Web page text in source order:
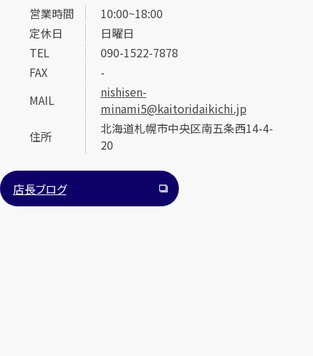
カンタン無料
営業時間
10:00~18:00
定休日
日曜日
TEL
090-1522-7878
FAX
-
MAIL
nishisen-
minami5@kaitoridaikichi.jp
住所
北海道札幌市中央区南五条西14-4-
20
店長ブログ